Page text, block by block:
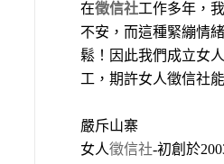
在徵信社工作多年，
不安，而這種緊繃情
鬆！因此我們成立女
工，期許女人徵信社
嚴斥山寨
女人徵信社-初創於